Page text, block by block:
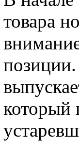
товара
который